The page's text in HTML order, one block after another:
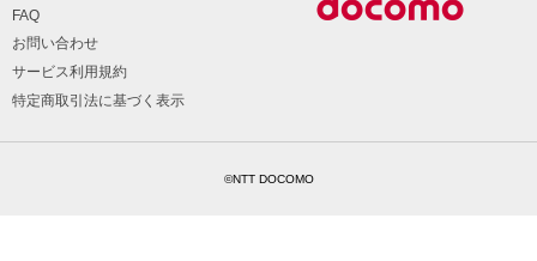
FAQ
お問い合わせ
サービス利用規約
特定商取引法に基づく表示
©NTT DOCOMO